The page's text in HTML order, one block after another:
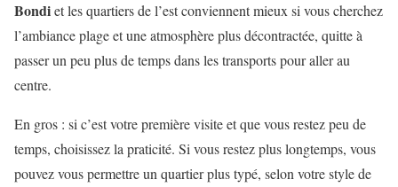
Bondiet les quartiers de l’est conviennent mieux si vous cherchez
l’ambiance plage et une atmosphère plus décontractée, quitte à
passer un peu plus de temps dans les transports pour aller au
centre.
En gros : si c’est votre première visite et que vous restez peu de
temps, choisissez la praticité. Si vous restez plus longtemps, vous
pouvez vous permettre un quartier plus typé, selon votre style de